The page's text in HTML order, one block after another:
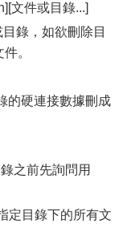
件或目錄...]
錄，如欲刪除目
。
硬連接數據刪成
之前先詢問用
目錄下的所有文